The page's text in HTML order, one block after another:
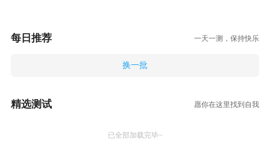
每日推荐 一天一测，保持快乐
换一批
精选测试 愿你在这里找到自我
已全部加载完毕~